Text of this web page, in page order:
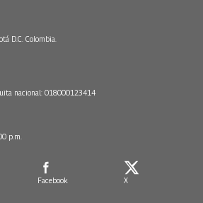
D.C. Colombia.
nacional: 018000123414
p.m.
Facebook X